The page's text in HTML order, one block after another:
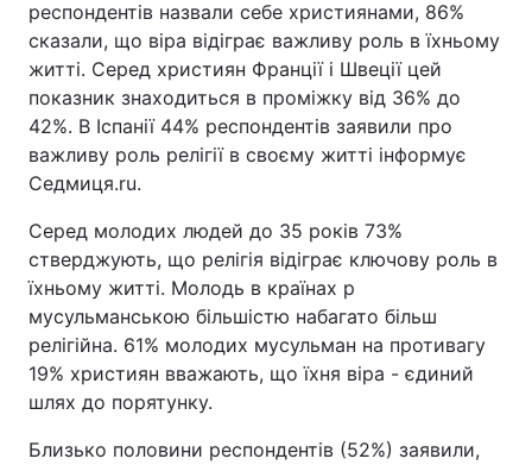
респондентів назвали себе християнами, 86%
сказали, що віра відіграє важливу роль в їхньому
житті. Серед християн Франції і Швеції цей
показник знаходиться в проміжку від 36% до
42%. В Іспанії 44% респондентів заявили про
важливу роль релігії в своєму житті інформує
Седмиця.ru.
Серед молодих людей до 35 років 73%
стверджують, що релігія відіграє ключову роль в
їхньому житті. Молодь в країнах p
мусульманською більшістю набагато більш
релігійна. 61% молодих мусульман на противагу
19% християн вважають, що їхня віра - єдиний
шлях до порятунку.
Близько половини респондентів (52%) заявили,